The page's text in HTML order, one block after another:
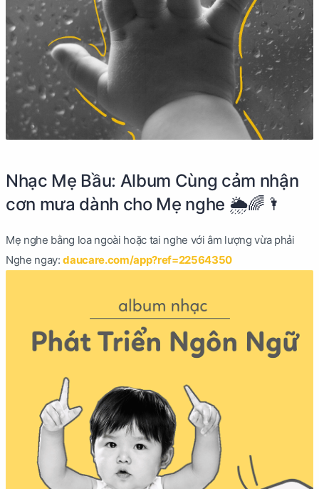
Nhạc Mẹ Bầu: Album Cùng cảm nhận
cơn mưa dành cho Mẹ nghe 🌦🌈🌂
Mẹ nghe bằng loa ngoài hoặc tai nghe với âm lượng vừa phải
Nghe ngay:daucare.com/app?ref=22564350